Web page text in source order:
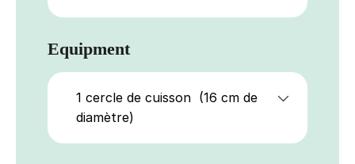
Equipment
1 cercle de cuisson (16 cm de
diamètre)